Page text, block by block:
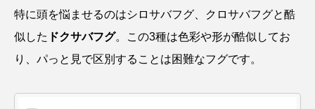
コウテイペンギン コオイムシ
コガタペンギン コガネスズメダイ
コクチバス コクレン コチ
特に頭を悩ませるのはシロサバフグ、クロサバフグと酷
似した ドクサバフグ。この3種は色彩や形が酷似してお
り、パっと見で区別することは困難なフグです。